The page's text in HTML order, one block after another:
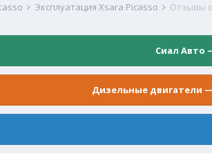
Эксплуатация Xsara Picasso Отзывы
Сиал Авто
Дизельные двигатели